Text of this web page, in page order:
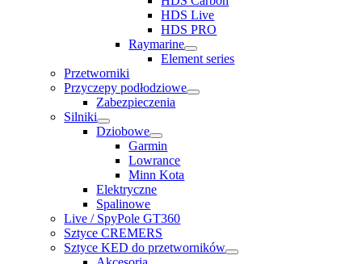
HDS Live
HDS PRO
Raymarine
Element series
Przetworniki
Przyczepy podłodziowe
Zabezpieczenia
Silniki
Dziobowe
Garmin
Lowrance
Minn Kota
Elektryczne
Spalinowe
Live / SpyPole GT360
Sztyce CREMERS
Sztyce KED do przetworników